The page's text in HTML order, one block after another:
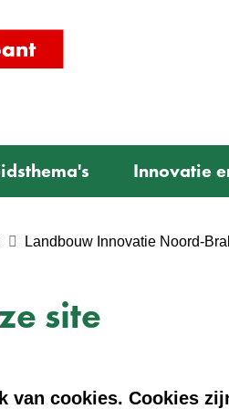
homepage)
Innovatie
Landbouw Innovatie Noord-
site
van cookies. Cookies